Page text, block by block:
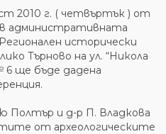
2010 г. ( четвъртък ) от
в административната
исторически
Търново на ул. “Никола
6 ще бъде дадена
Полтър и д-р П. Владкова
от археологическите